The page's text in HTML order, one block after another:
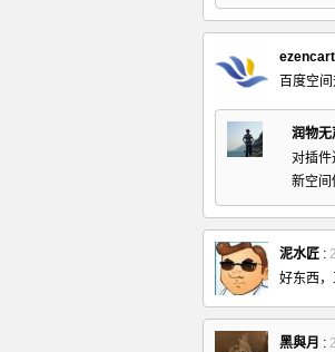
ezencart
百度空
润物无
对插件
新空间
泥水匠 :
好东西，
黑與月 :